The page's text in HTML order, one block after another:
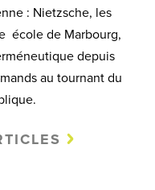
: Nietzsche, les
école de Marbourg,
depuis
au tournant du